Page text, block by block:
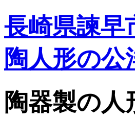
長崎県諫
陶人形の公
陶器製の